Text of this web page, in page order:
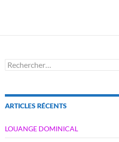
Rechercher :
ARTICLES RÉCENTS
LOUANGE DOMINICAL